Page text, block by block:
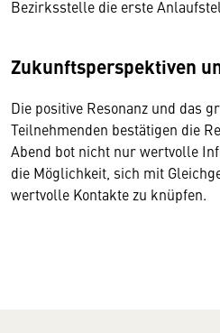
Bezirksstelle die erste
Zukunftsperspektiven
Die positive Resonanz und das
Teilnehmenden bestätigen die
Abend bot nicht nur wertvolle
die Möglichkeit, sich mit
wertvolle Kontakte zu knüpfen.